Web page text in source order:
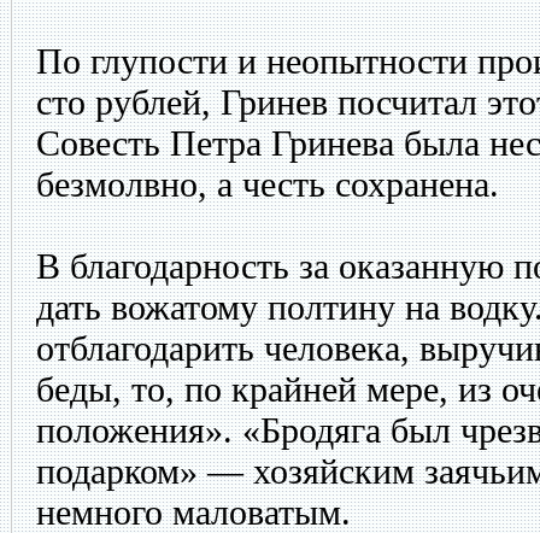
По глупости и неопытности
сто рублей, Гринев посчитал
Совесть Петра Гринева была
безмолвно, а честь сохранена.
В благодарность за оказанную
дать вожатому полтину на
отблагодарить человека,
беды, то, по крайней мере, из
положения». «Бродяга был
подарком» — хозяйским
немного маловатым.